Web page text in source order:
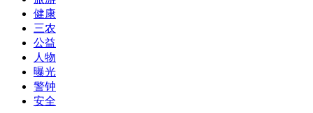
健康
三农
公益
人物
曝光
警钟
安全